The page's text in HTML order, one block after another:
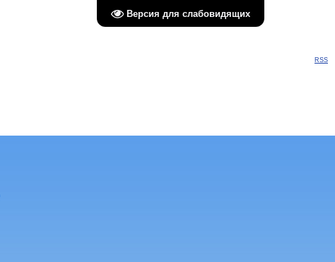
Версия для слабовидящих
RSS